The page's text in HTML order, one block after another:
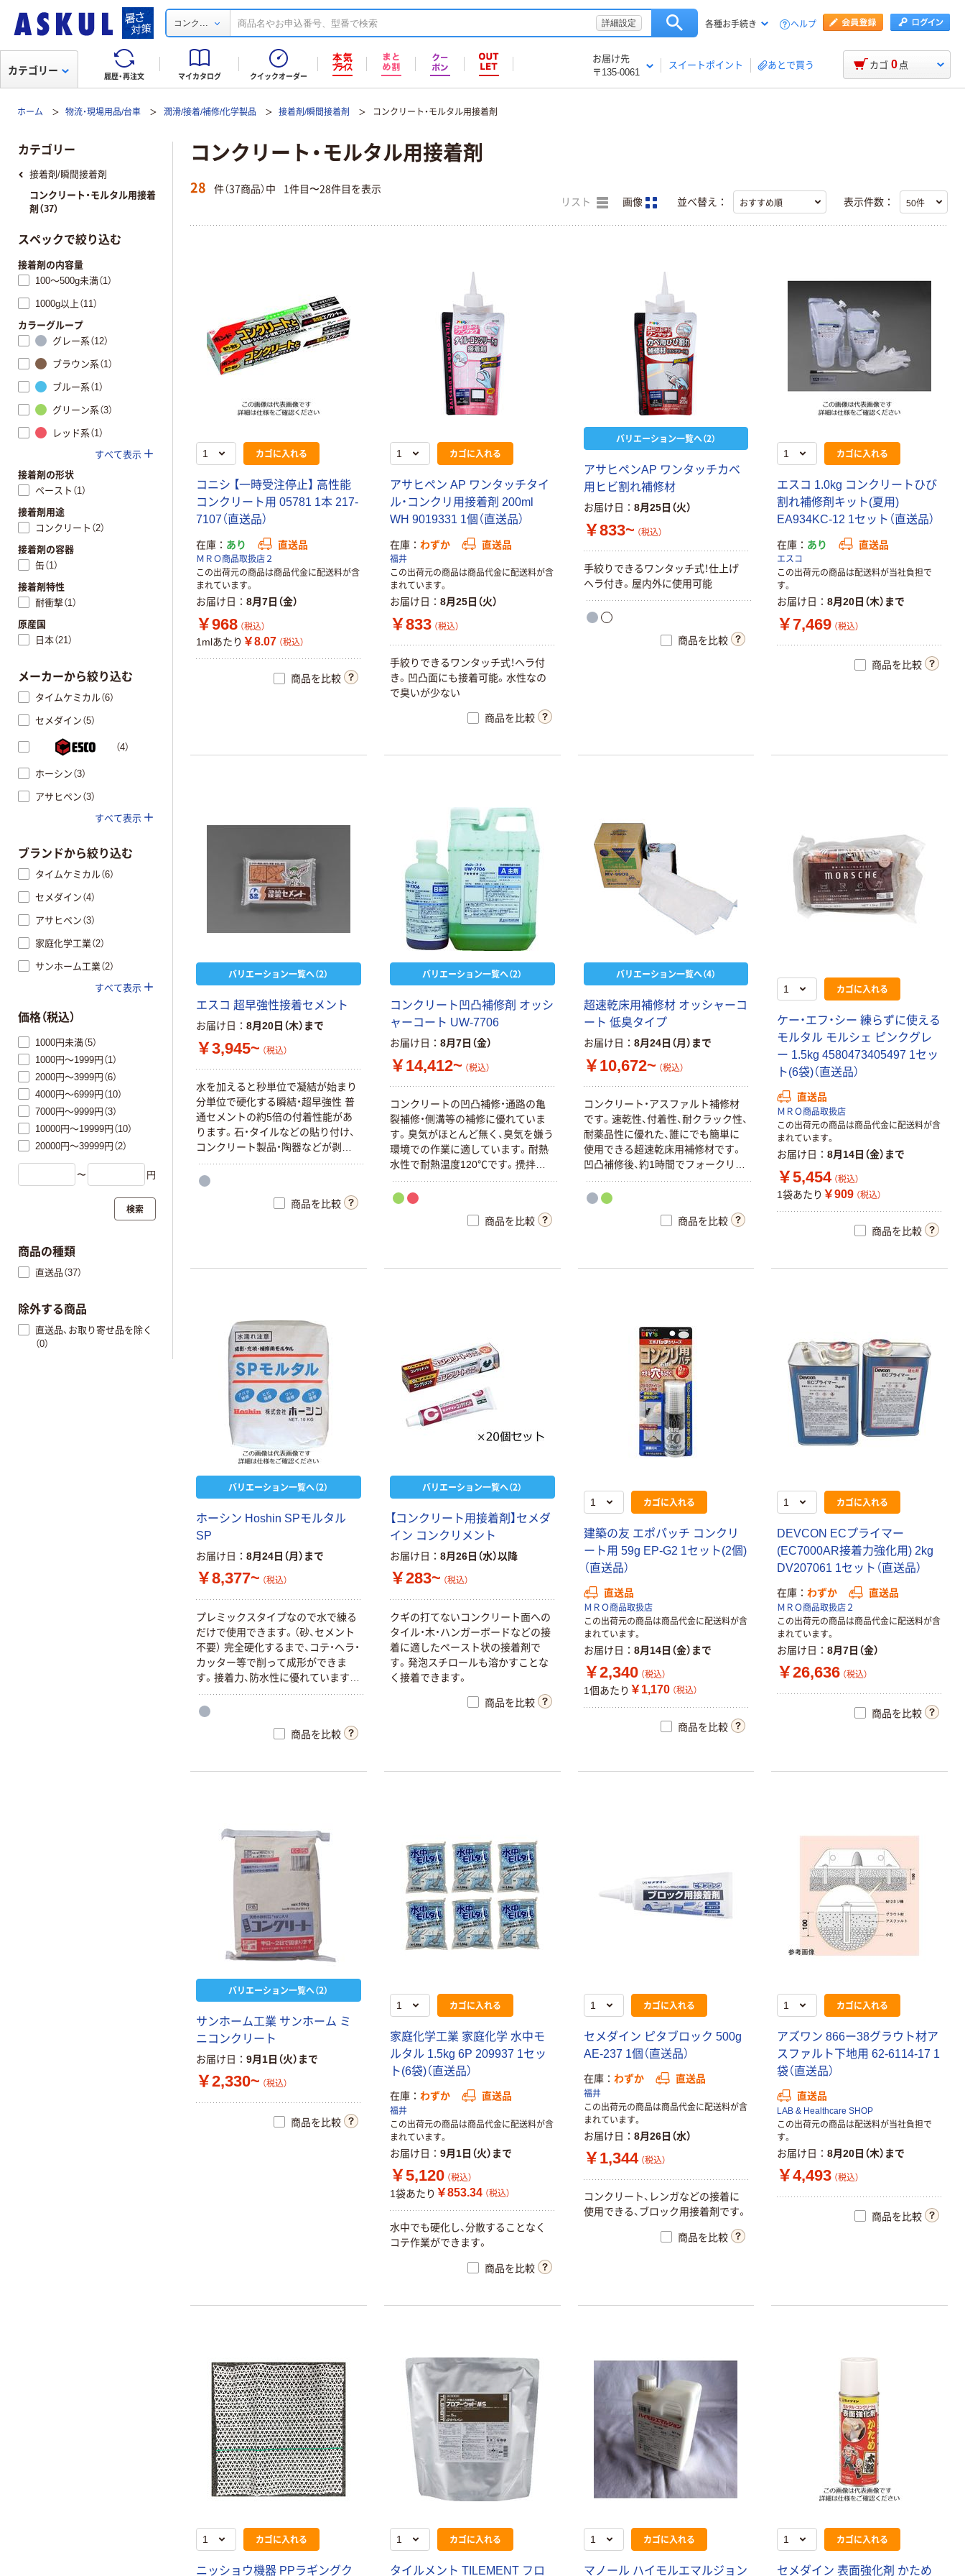
コンク ... 詳細設定 各種お手続き ヘルプ
履歴・再注文 マイカタログ クイックオーダー
お届け先
〒135-0061
スイートポイント あとで買う
カテゴリー カゴ 0 点
ホーム 物流・現場用品/台車 潤滑/接着/補修/化学製品 接着剤/瞬間接着剤 コンクリート・モルタル用接着剤
コンクリート・モルタル用接着剤
28 件（37商品）中 1件目〜28件目を表示
リスト 画像 並べ替え： 表示件数：
カゴに入れる
コニシ 【一時受注停止】 高性能
コンクリート用 05781 1本 217-
7107（直送品）
在庫 あり 直送品
ＭＲＯ商品取扱店２
この出荷元の商品は商品代金に配送料が含
まれています。
お届け日 8月7日（金）
￥968 （税込）
1mlあたり ￥8.07 （税込）
商品を比較
カゴに入れる
アサヒペン AP ワンタッチタイ
ル・コンクリ用接着剤 200ml
WH 9019331 1個（直送品）
在庫 わずか 直送品
福井
この出荷元の商品は商品代金に配送料が含
まれています。
お届け日 8月25日（火）
￥833 （税込）
手絞りできるワンタッチ式！ヘラ付
き。凹凸面にも接着可能。水性なの
で臭いが少ない
商品を比較
バリエーション一覧へ（2）
アサヒペンAP ワンタッチカベ
用ヒビ割れ補修材
お届け日 8月25日（火）
￥833~ （税込）
手絞りできるワンタッチ式！仕上げ
ヘラ付き。屋内外に使用可能
商品を比較
カゴに入れる
エスコ 1.0kg コンクリートひび
割れ補修剤キット(夏用)
EA934KC-12 1セット（直送品）
在庫 あり 直送品
エスコ
この出荷元の商品は配送料が当社負担で
す。
お届け日 8月20日（木）まで
￥7,469 （税込）
商品を比較
バリエーション一覧へ（2）
エスコ 超早強性接着セメント
お届け日 8月20日（木）まで
￥3,945~ （税込）
水を加えると秒単位で凝結が始まり
分単位で硬化する瞬結・超早強性 普
通セメントの約5倍の付着性能があ
ります。石・タイルなどの貼り付け、
コンクリート製品・陶器などが剥が
れた時の接着や金具類をコンクリー
トへ固定する場合、その他緊急時の
商品を比較
バリエーション一覧へ（2）
コンクリート凹凸補修剤 オッシ
ャーコート UW-7706
お届け日 8月7日（金）
￥14,412~ （税込）
コンクリートの凹凸補修・通路の亀
裂補修・側溝等の補修に優れていま
す。臭気がほとんど無く、臭気を嫌う
環境での作業に適しています。耐熱
水性で耐熱温度120℃です。攪拌機、
計量器が不要で作業性に優れていま
す。凹凸処理（アンカーボルト処理跡
商品を比較
バリエーション一覧へ（4）
超速乾床用補修材 オッシャーコ
ート 低臭タイプ
お届け日 8月24日（月）まで
￥10,672~ （税込）
コンクリート・アスファルト補修材
です。速乾性、付着性、耐クラック性、
耐薬品性に優れた、誰にでも簡単に
使用できる超速乾床用補修材です。
凹凸補修後、約1時間でフォークリフ
トの運行が可能です。（気温20℃） 樹
脂を特殊骨材と混ぜるだけですぐに
品工場に適しています。モルタル状
商品を比較
カゴに入れる
ケー・エフ・シー 練らずに使える
モルタル モルシェ ピンクグレ
ー 1.5kg 4580473405497 1セッ
ト(6袋)（直送品）
直送品
ＭＲＯ商品取扱店
この出荷元の商品は商品代金に配送料が含
まれています。
お届け日 8月14日（金）まで
￥5,454 （税込）
1袋あたり ￥909 （税込）
商品を比較
バリエーション一覧へ（2）
ホーシン Hoshin SPモルタル
SP
お届け日 8月24日（月）まで
￥8,377~ （税込）
プレミックスタイプなので水で練る
だけで使用できます。（砂、セメント
不要） 完全硬化するまで、コテ・ヘラ・
カッター等で削って成形ができま
す。接着力、防水性に優れています。
完全硬化するまで、コテ・ヘラ・カッ
ター等で削って成形ができます 単位
商品を比較
バリエーション一覧へ（2）
【コンクリート用接着剤】セメダ
イン コンクリメント
お届け日 8月26日（水）以降
￥283~ （税込）
クギの打てないコンクリート面への
タイル・木・ハンガーボードなどの接
着に適したペースト状の接着剤で
す。発泡スチロールも溶かすことな
く接着できます。
商品を比較
カゴに入れる
建築の友 エポパッチ コンクリ
ート用 59g EP-G2 1セット(2個)
（直送品）
直送品
ＭＲＯ商品取扱店
この出荷元の商品は商品代金に配送料が含
まれています。
お届け日 8月14日（金）まで
￥2,340 （税込）
1個あたり ￥1,170 （税込）
商品を比較
カゴに入れる
DEVCON ECプライマー
(EC7000AR接着力強化用) 2kg
DV207061 1セット（直送品）
在庫 わずか 直送品
ＭＲＯ商品取扱店２
この出荷元の商品は商品代金に配送料が含
まれています。
お届け日 8月7日（金）
￥26,636 （税込）
商品を比較
バリエーション一覧へ（2）
サンホーム工業 サンホーム ミ
ニコンクリート
お届け日 9月1日（火）まで
￥2,330~ （税込）
商品を比較
カゴに入れる
家庭化学工業 家庭化学 水中モ
ルタル 1.5kg 6P 209937 1セッ
ト(6袋)（直送品）
在庫 わずか 直送品
福井
この出荷元の商品は商品代金に配送料が含
まれています。
お届け日 9月1日（火）まで
￥5,120 （税込）
1袋あたり ￥853.34 （税込）
水中でも硬化し、分散することなく
コテ作業ができます。
商品を比較
カゴに入れる
セメダイン ピタブロック 500g
AE-237 1個（直送品）
在庫 わずか 直送品
福井
この出荷元の商品は商品代金に配送料が含
まれています。
お届け日 8月26日（水）
￥1,344 （税込）
コンクリート、レンガなどの接着に
使用できる、ブロック用接着剤です。
商品を比較
カゴに入れる
アズワン 866ー38グラウト材ア
スファルト下地用 62-6114-17 1
袋（直送品）
直送品
LAB & Healthcare SHOP
この出荷元の商品は配送料が当社負担で
す。
お届け日 8月20日（木）まで
￥4,493 （税込）
商品を比較
カゴに入れる
ニッショウ機器 PPラギングク
カゴに入れる
タイルメント TILEMENT フロ
カゴに入れる
マノール ハイモルエマルジョン
カゴに入れる
セメダイン 表面強化剤 かため
カテゴリー
接着剤/瞬間接着剤
コンクリート・モルタル用接着
剤（37）
スペックで絞り込む
接着剤の内容量
100～500g未満（1）
1000g以上（11）
カラーグループ
グレー系（12）
ブラウン系（1）
ブルー系（1）
グリーン系（3）
レッド系（1）
すべて表示
接着剤の形状
ペースト（1）
接着剤用途
コンクリート（2）
接着剤の容器
缶（1）
接着剤特性
耐衝撃（1）
原産国
日本（21）
メーカーから絞り込む
タイムケミカル（6）
セメダイン（5）
（4）
ホーシン（3）
アサヒペン（3）
すべて表示
ブランドから絞り込む
タイムケミカル（6）
セメダイン（4）
アサヒペン（3）
家庭化学工業（2）
サンホーム工業（2）
すべて表示
価格（税込）
1000円未満（5）
1000円～1999円（1）
2000円～3999円（6）
4000円～6999円（10）
7000円～9999円（3）
10000円～19999円（10）
20000円～39999円（2）
〜 円
検索
商品の種類
直送品（37）
除外する商品
直送品、お取り寄せ品を除く
（0）